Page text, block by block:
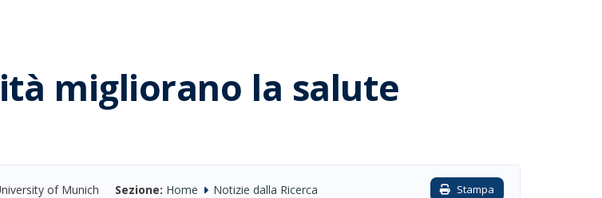
migliorano la salute
of Munich Sezione: Home Notizie dalla Ricerca Stampa